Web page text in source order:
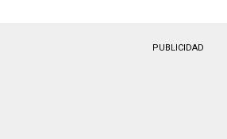
PUBLICIDAD